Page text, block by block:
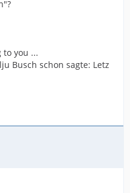
you ...
Busch schon sagte: Letz